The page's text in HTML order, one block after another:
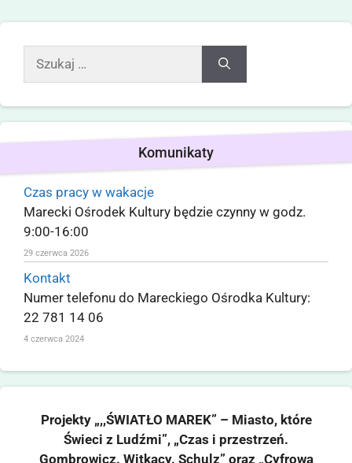
Komunikaty
Czas pracy w wakacje
Marecki Ośrodek Kultury będzie czynny w godz.
9:00-16:00
29 czerwca 2026
Kontakt
Numer telefonu do Mareckiego Ośrodka Kultury:
22 781 14 06
4 czerwca 2024
Projekty „,,ŚWIATŁO MAREK” – Miasto, które
Świeci z Ludźmi”, „Czas i przestrzeń.
Gombrowicz. Witkacy. Schulz” oraz „Cyfrowa